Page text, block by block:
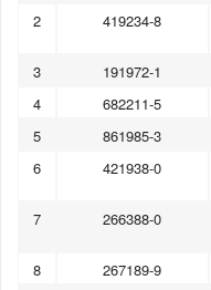
2 419234-8
3 191972-1
4
682211-5
5
861985-3
6
421938-0
7 266388-0
8 267189-9